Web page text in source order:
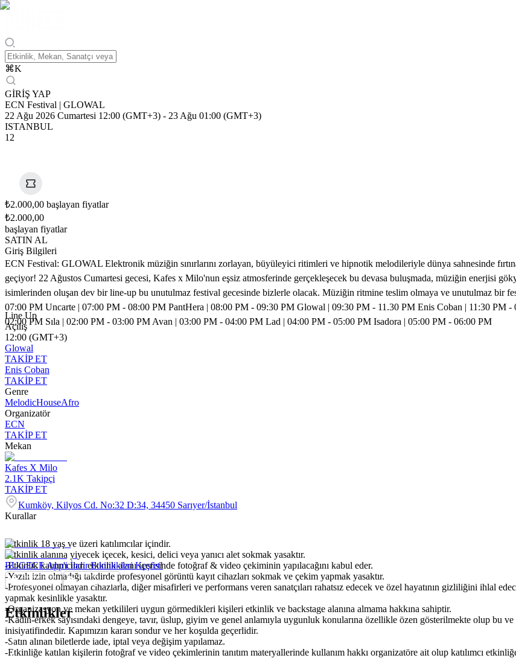
⌘K
GİRİŞ YAP
ECN Festival | GLOWAL
22 Ağu 2026 Cumartesi 12:00 (GMT+3) - 23 Ağu 01:00 (GMT+3)
ISTANBUL
12
₺2.000,00 başlayan fiyatlar
₺2.000,00
başlayan fiyatlar
SATIN AL
Giriş Bilgileri
ECN Festival: GLOWAL Elektronik müziğin sınırlarını zorlayan, büyüleyici ritimleri ve hipnotik melodileriyle dünya sahnesinde
geçiyor! 22 Ağustos Cumartesi gecesi, Kafes x Milo'nun eşsiz atmosferinde gerçekleşecek bu devasa buluşmada, müziğin enerjisi
isimlerinden oluşan dev bir line-up bu unutulmaz festival gecesinde bizlerle olacak. Müziğin ritmine teslim olmaya ve unutulmaz bir
07:00 PM Uncarte | 07:00 PM - 08:00 PM PantHera | 08:00 PM - 09:30 PM Glowal | 09:30 PM - 11.30 PM Enis Coban | 11:30
02:00 PM Sıla | 02:00 PM - 03:00 PM Avan | 03:00 PM - 04:00 PM Lad | 04:00 PM - 05:00 PM Isadora | 05:00 PM - 06:00 PM
Line Up
Açılış
12:00 (GMT+3)
Glowal
TAKİP ET
Enis Coban
TAKİP ET
Genre
MelodicHouseAfro
Organizatör
ECN
TAKİP ET
Mekan
Kafes X Milo
2.1K Takipçi
TAKİP ET
Kumköy, Kilyos Cd. No:32 D:34, 34450 Sarıyer/İstanbul
Kurallar
-Etkinlik 18 yaş ve üzeri katılımcılar içindir.
-Etkinlik alanına yiyecek içecek, kesici, delici veya yanıcı alet sokmak yasaktır.
-Etkinlik katılımcıları etkinlik alanı içerisinde fotoğraf & video çekiminin yapılacağını kabul eder.
-Yazılı izin olmadığı takdirde profesyonel görüntü kayıt cihazları sokmak ve çekim yapmak yasaktır.
-Profesyonel olmayan cihazlarla, diğer misafirleri ve performans veren sanatçıları rahatsız edecek ve özel hayatının gizliliğini ihlal
yapmak kesinlikle yasaktır.
-Organizasyon ve mekan yetkilileri uygun görmedikleri kişileri etkinlik ve backstage alanına almama hakkına sahiptir.
-Kadın-erkek sayısındaki dengeye, tavır, üslup, giyim ve genel anlamıyla uygunluk konularına özellikle özen gösterilmekte olup bu
inisiyatifindedir. Kapımızın kararı sondur ve her koşulda geçerlidir.
-Satın alınan biletlerde iade, iptal veya değişim yapılamaz.
-Etkinliğe katılan kişilerin fotoğraf ve video çekimlerinin tanıtım materyallerinde kullanım hakkı organizatöre ait olup katılımcı
BUGECE App'i İndir Etkinlikleri Keşfet!
Etkinlikler